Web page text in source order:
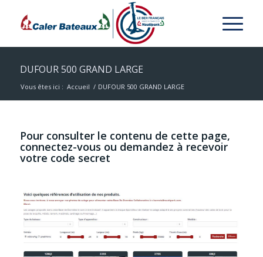
DUFOUR 500 GRAND LARGE
Vous êtes ici : Accueil / DUFOUR 500 GRAND LARGE
Pour consulter le contenu de cette page,
connectez-vous ou demandez à recevoir
votre code secret